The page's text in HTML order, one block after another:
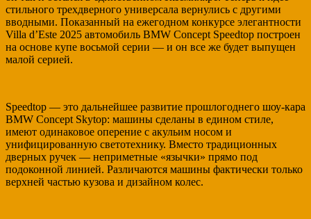
стильного трехдверного универсала вернулись с другими
вводными. Показанный на ежегодном конкурсе элегантности
Villa d’Este 2025 автомобиль BMW Concept Speedtop построен
на основе купе восьмой серии — и он все же будет выпущен
малой серией.
Speedtop — это дальнейшее развитие прошлогоднего шоу-кара
BMW Concept Skytop: машины сделаны в едином стиле,
имеют одинаковое оперение с акульим носом и
унифицированную светотехнику. Вместо традиционных
дверных ручек — неприметные «язычки» прямо под
подоконной линией. Различаются машины фактически только
верхней частью кузова и дизайном колес.